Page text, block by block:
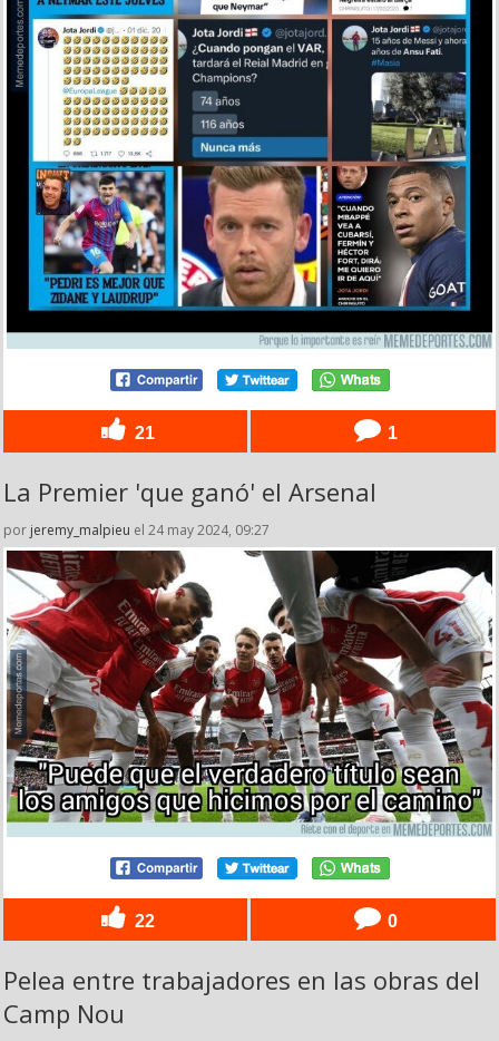
21 1
La Premier 'que ganó' el Arsenal
por jeremy_malpieu el 24 may 2024, 09:27
22 0
Pelea entre trabajadores en las obras del
Camp Nou